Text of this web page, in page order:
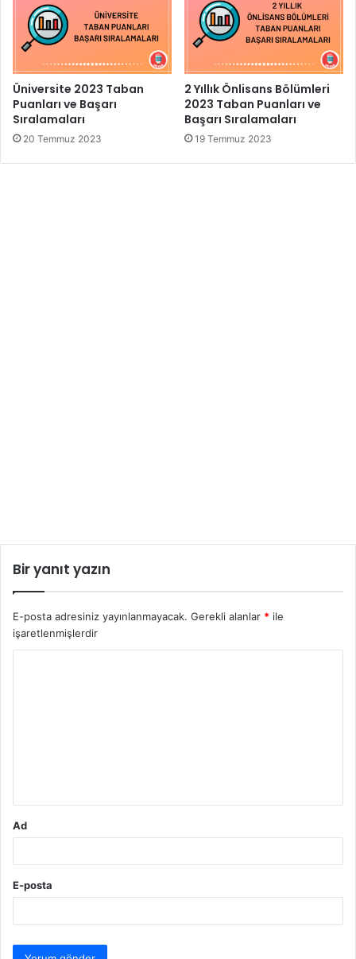
Üniversite 2023 Taban
Puanları ve Başarı
Sıralamaları
20 Temmuz 2023
2 Yıllık Önlisans Bölümleri
2023 Taban Puanları ve
Başarı Sıralamaları
19 Temmuz 2023
Bir yanıt yazın
E-posta adresiniz yayınlanmayacak. Gerekli alanlar * ile
işaretlenmişlerdir
Ad
E-posta